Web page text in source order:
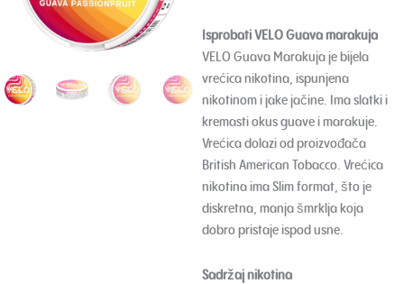
Isprobati VELO Guava marakuja
VELO Guava Marakuja je bijela
vrećica nikotina, ispunjena
nikotinom i jake jačine. Ima slatki i
kremasti okus guave i marakuje.
Vrećica dolazi od proizvođača
British American Tobacco. Vrećica
nikotina ima Slim format, što je
diskretna, manja šmrklja koja
dobro pristaje ispod usne.
Sadržaj nikotina